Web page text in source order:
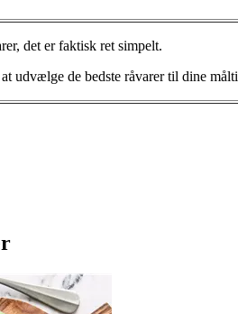
det er faktisk ret simpelt.
udvælge de bedste råvarer til dine